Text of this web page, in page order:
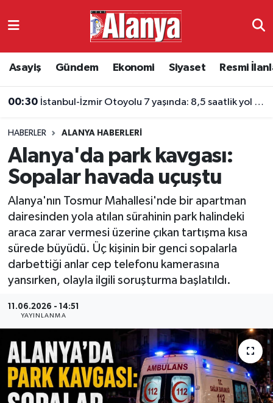
Asayiş Gündem Ekonomi Siyaset Resmi
00:30 İstanbul-İzmir Otoyolu 7 yaşında: 8,5 saatlik yol 3,5 saate indi
HABERLER ALANYA HABERLERI
Alanya'da park kavgası:
Sopalar havada uçuştu
Alanya'nın Tosmur Mahallesi'nde bir apartman
dairesinden yola atılan sürahinin park halindeki
araca zarar vermesi üzerine çıkan tartışma kısa
sürede büyüdü. Üç kişinin bir genci sopalarla
darbettiği anlar cep telefonu kamerasına
yansırken, olayla ilgili soruşturma başlatıldı.
11.06.2026 - 14:51
YAYINLANMA
Ekonomi
Resmi İlanlar
Alanyaspor
Turizm
E-Gazete
Antalya Namaz Vakitleri
Süper Lig Puan Durumu ve Fikstür
Tüm Manşetler
Son Dakika Haberleri
Haber Arşivi